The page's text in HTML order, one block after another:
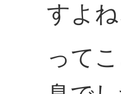
すよね
って